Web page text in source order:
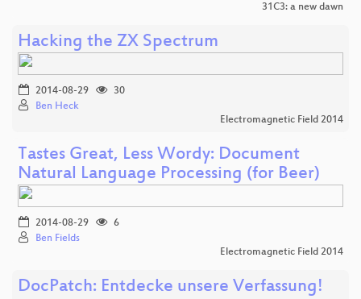
31C3: a new dawn
Hacking the ZX Spectrum
2014-08-29
30
Ben Heck
Electromagnetic Field 2014
Tastes Great, Less Wordy: Document
Natural Language Processing (for Beer)
2014-08-29
6
Ben Fields
Electromagnetic Field 2014
DocPatch: Entdecke unsere Verfassung!